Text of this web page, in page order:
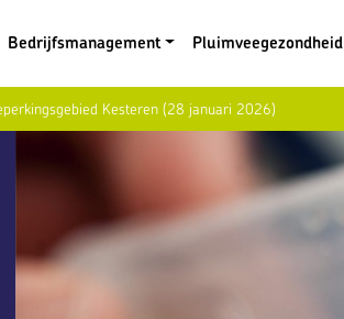
Bedrijfsmanagement
Pluimveegezondheid
Kesteren (28 januari 2026)